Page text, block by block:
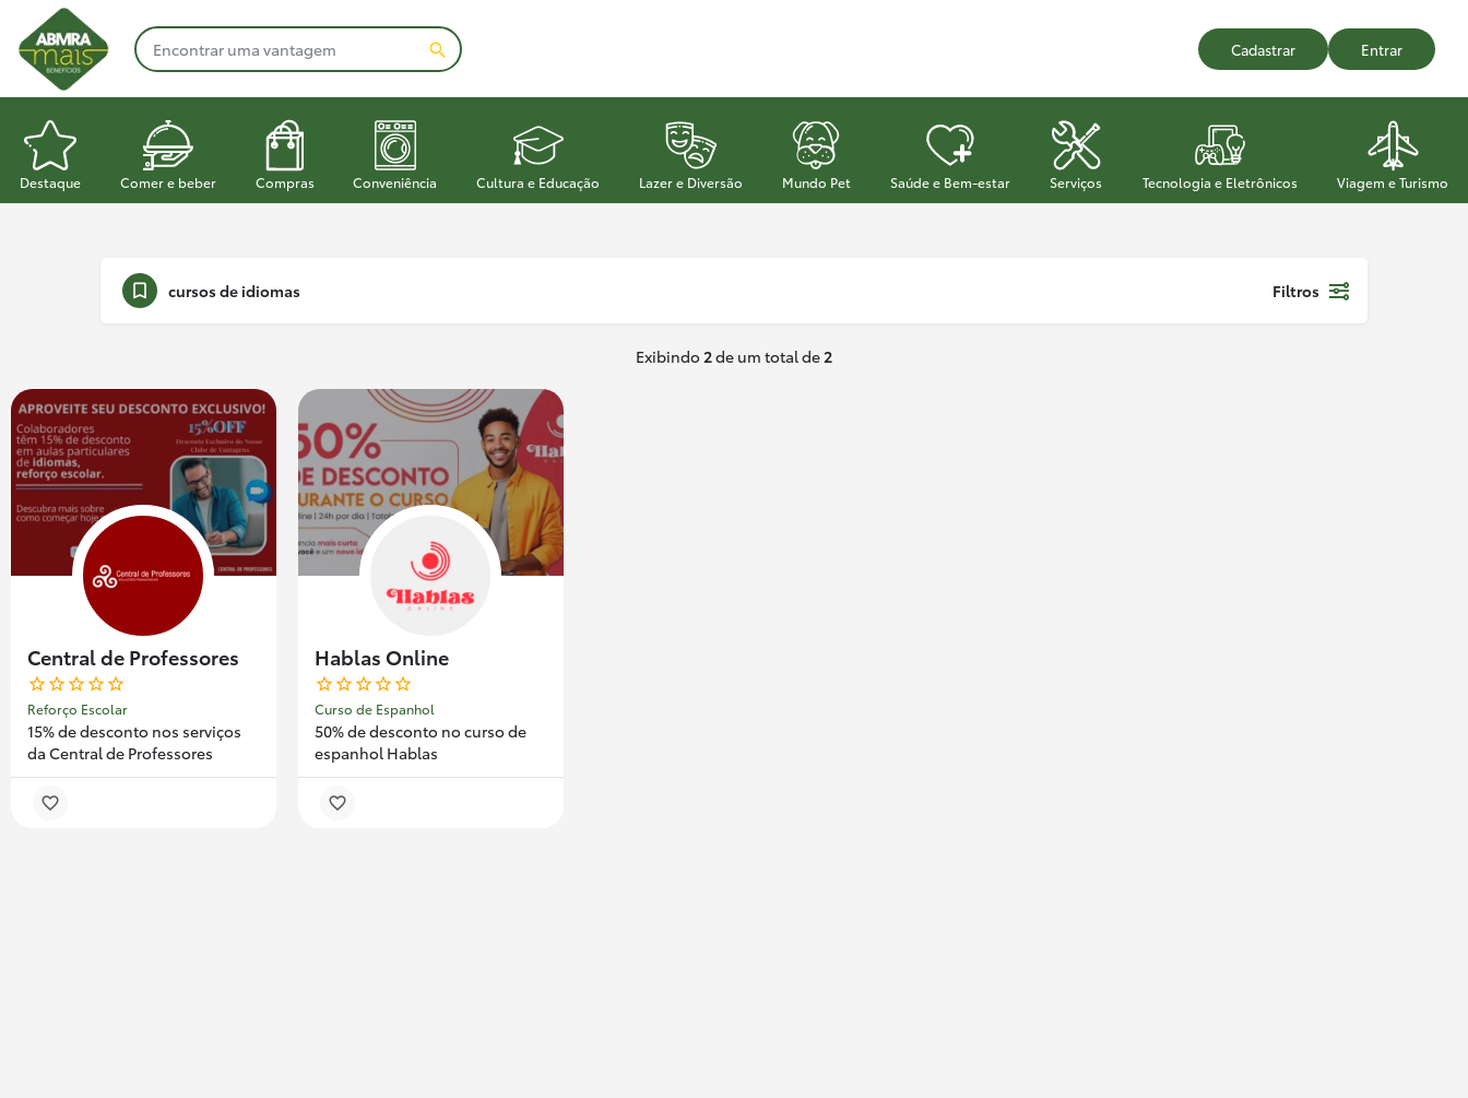
Cadastrar Entrar
Destaque Comer e beber Compras Conveniência Cultura e Educação Lazer e Diversão Mundo Pet Saúde e Bem-estar Serviços Tecnologia e Eletrônicos Viagem e Turismo
cursos de idiomas Filtros
Exibindo 2de um total de2
Central de Professores
Reforço Escolar
15% de desconto nos serviços
da Central de Professores
Hablas Online
Curso de Espanhol
50% de desconto no curso de
espanhol Hablas